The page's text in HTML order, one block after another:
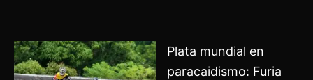
Plata mundial en
paracaidismo: Furia